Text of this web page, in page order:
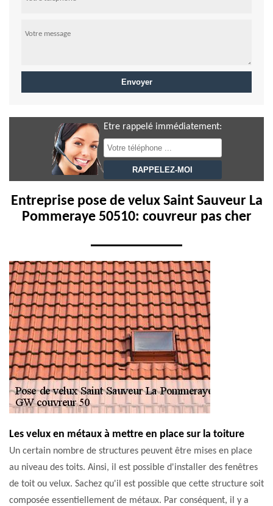
Etre rappelé immédiatement:
Entreprise pose de velux Saint Sauveur La
Pommeraye 50510: couvreur pas cher
Les velux en métaux à mettre en place sur la toiture
Un certain nombre de structures peuvent être mises en place
au niveau des toits. Ainsi, il est possible d'installer des fenêtres
de toit ou velux. Sachez qu'il est possible que cette structure soit
composée essentiellement de métaux. Par conséquent, il y a